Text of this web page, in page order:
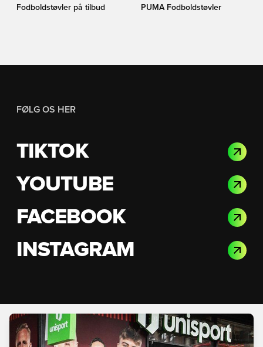
Fodboldstøvler på tilbud PUMA Fodboldstøvler
FØLG OS HER
TIKTOK
YOUTUBE
FACEBOOK
INSTAGRAM